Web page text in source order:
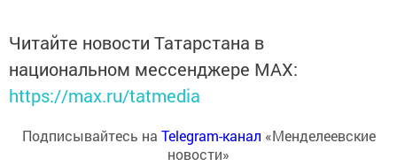
Читайте новости Татарстана в
национальном мессенджере MАХ:
https://max.ru/tatmedia
Подписывайтесь на Telegram-канал «Менделеевские
новости»